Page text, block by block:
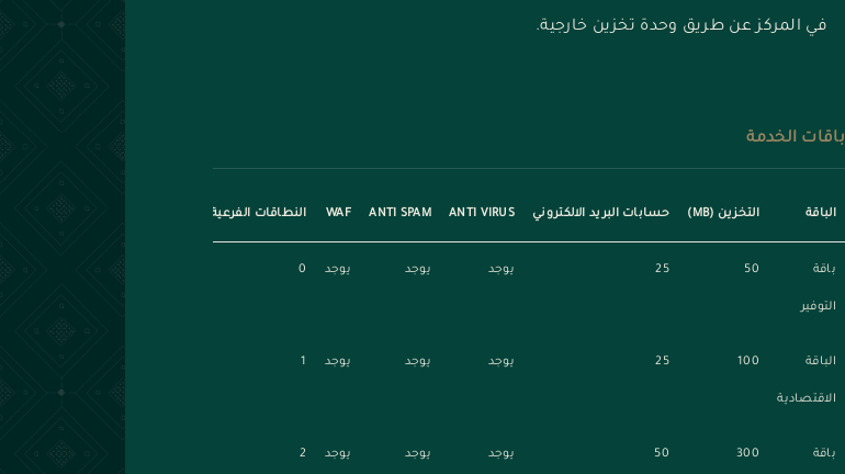
في المركز عن طريق وحدة تخزين خارجية.
باقات الخدمة
الباقة التخزين (MB) حسابات البريد الالكتروني ANTI VIRUS
ANTI SPAM
WAF النطاقات الفرعية
باقة
التوفير
50
25 يوجد يوجد يوجد 0
الباقة
الاقتصادية
100
25 يوجد يوجد يوجد 1
باقة 300
50 يوجد يوجد يوجد 2